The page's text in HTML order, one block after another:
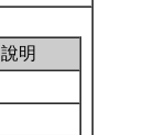
說明